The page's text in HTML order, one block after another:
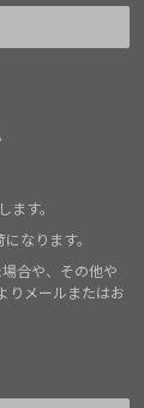
ます。
なります。
合や、その他や
りメールまたはお